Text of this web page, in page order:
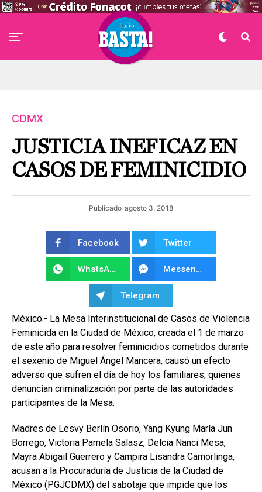
CDMX
JUSTICIA INEFICAZ EN
CASOS DE FEMINICIDIO
Publicado agosto 3, 2018
Facebook Twitter
WhatsApp Messenger
Telegram
México.- La Mesa Interinstitucional de Casos de Violencia
Feminicida en la Ciudad de México, creada el 1 de marzo
de este año para resolver feminicidios cometidos durante
el sexenio de Miguel Ángel Mancera, causó un efecto
adverso que sufren el día de hoy los familiares, quienes
denuncian criminalización por parte de las autoridades
participantes de la Mesa.
Madres de Lesvy Berlín Osorio, Yang Kyung María Jun
Borrego, Victoria Pamela Salasz, Delcia Nanci Mesa,
Mayra Abigail Guerrero y Campira Lisandra Camorlinga,
acusan a la Procuraduría de Justicia de la Ciudad de
México (PGJCDMX) del sabotaje que impide que los